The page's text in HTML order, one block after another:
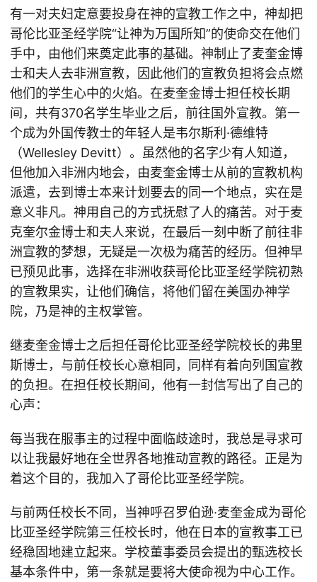
有一对夫妇定意要投身在神的宣教工作之中，神却把
哥伦比亚圣经学院“让神为万国所知”的使命交在他们
手中，由他们来奠定此事的基础。神制止了麦奎金博
士和夫人去非洲宣教，因此他们的宣教负担将会点燃
他们的学生心中的火焰。在麦奎金博士担任校长期
间，共有370名学生毕业之后，前往国外宣教。第一
个成为外国传教士的年轻人是韦尔斯利·德维特
（Wellesley Devitt）。虽然他的名字少有人知道，
但他加入非洲内地会，由麦奎金博士从前的宣教机构
派遣，去到博士本来计划要去的同一个地点，实在是
意义非凡。神用自己的方式抚慰了人的痛苦。对于麦
克奎尔金博士和夫人来说，在最后一刻中断了前往非
洲宣教的梦想，无疑是一次极为痛苦的经历。但神早
已预见此事，选择在非洲收获哥伦比亚圣经学院初熟
的宣教果实，让他们确信，将他们留在美国办神学
院，乃是神的主权掌管。
继麦奎金博士之后担任哥伦比亚圣经学院校长的弗里
斯博士，与前任校长心意相同，同样有着向列国宣教
的负担。在担任校长期间，他有一封信写出了自己的
心声：
每当我在服事主的过程中面临歧途时，我总是寻求可
以让我最好地在全世界各地推动宣教的路径。正是为
着这个目的，我加入了哥伦比亚圣经学院。
与前两任校长不同，当神呼召罗伯逊·麦奎金成为哥伦
比亚圣经学院第三任校长时，他在日本的宣教事工已
经稳固地建立起来。学校董事委员会提出的甄选校长
基本条件中，第一条就是要将大使命视为中心工作。